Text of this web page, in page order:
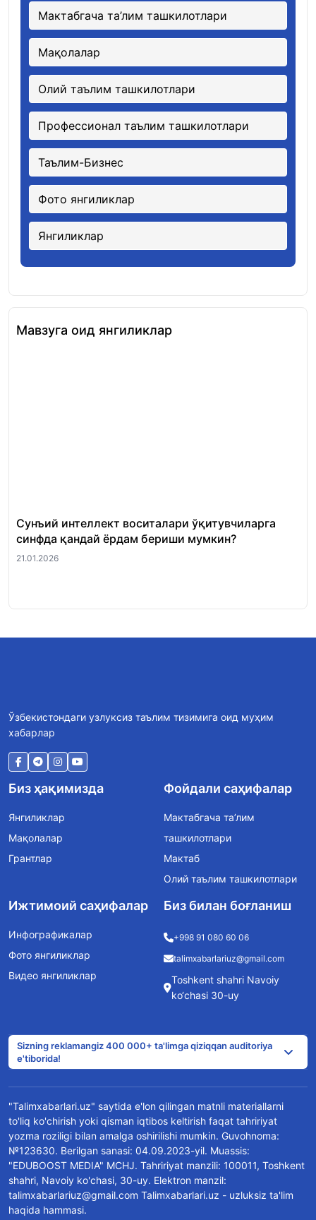
Мактабгача та’лим ташкилотлари
Мақолалар
Олий таълим ташкилотлари
Профессионал таълим ташкилотлари
Таълим-Бизнес
Фото янгиликлар
Янгиликлар
Мавзуга оид янгиликлар
Сунъий интеллект воситалари ўқитувчиларга
синфда қандай ёрдам бериши мумкин?
21.01.2026
Ўзбекистондаги узлуксиз таълим тизимига оид муҳим
хабарлар
Биз ҳақимизда
Янгиликлар
Мақолалар
Грантлар
Фойдали саҳифалар
Мактабгача та’лим
ташкилотлари
Мактаб
Олий таълим ташкилотлари
Ижтимоий саҳифалар
Инфографикалар
Фото янгиликлар
Видео янгиликлар
Биз билан боғланиш
+998 91 080 60 06
talimxabarlariuz@gmail.com
Toshkent shahri Navoiy
ko‘chasi 30-uy
Sizning reklamangiz 400 000+ ta'limga qiziqqan auditoriya
e'tiborida!
"Talimxabarlari.uz" saytida e'lon qilingan matnli materiallarni
to'liq ko'chirish yoki qisman iqtibos keltirish faqat tahririyat
yozma roziligi bilan amalga oshirilishi mumkin. Guvohnoma:
№123630. Berilgan sanasi: 04.09.2023-yil. Muassis:
"EDUBOOST MEDIA" MCHJ. Tahririyat manzili: 100011, Toshkent
shahri, Navoiy ko'chasi, 30-uy. Elektron manzil:
talimxabarlariuz@gmail.com Talimxabarlari.uz - uzluksiz ta'lim
haqida hammasi.